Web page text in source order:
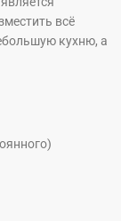
всё
кухню, а